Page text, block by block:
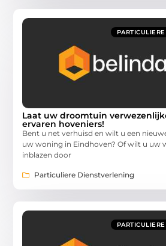
Laat uw droomtuin
ervaren hoveniers!
Bent u net verhuisd en wilt u een
uw woning in Eindhoven? Of wilt u uw
inblazen door
Particuliere Dienstverlening